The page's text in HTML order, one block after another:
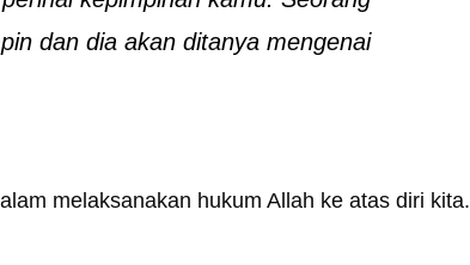
dan dia akan ditanya mengenai
melaksanakan hukum Allah ke atas diri kita.